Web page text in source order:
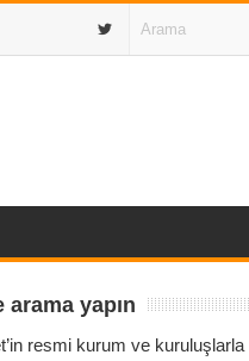
yapın
resmi kurum ve kuruluşlarla